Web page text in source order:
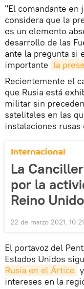
"El comandante
considera que la
es un elemento
desarrollo de las
ante la pregunta si
importante la
Recientemente el
que Rusia está
militar sin
satelitales en las
instalaciones
Internacional
La
por la
Reino
22 de marzo 2021,
El portavoz del
Estados Unidos
Rusia en el Ártico
intereses en la